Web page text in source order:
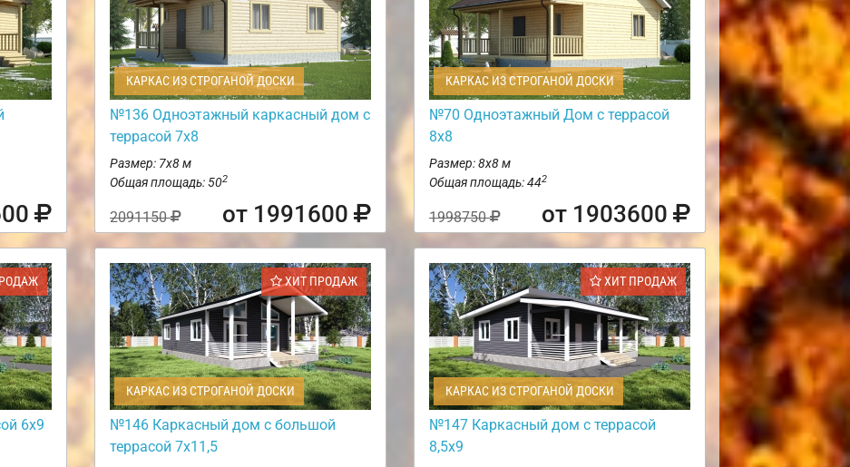
КАРКАС ИЗ СТРОГАНОЙ ДОСКИ
№136 Одноэтажный каркасный дом с
террасой 7х8
Размер: 7х8 м
Общая площадь: 502
2091150 от 1991600
КАРКАС ИЗ СТРОГАНОЙ ДОСКИ
№70 Одноэтажный Дом с террасой
8х8
Размер: 8х8 м
Общая площадь: 442
1998750 от 1903600
6х9
ХИТ ПРОДАЖ
КАРКАС ИЗ СТРОГАНОЙ ДОСКИ
№146 Каркасный дом с большой
террасой 7х11,5
ХИТ ПРОДАЖ
КАРКАС ИЗ СТРОГАНОЙ ДОСКИ
№147 Каркасный дом с террасой
8,5х9